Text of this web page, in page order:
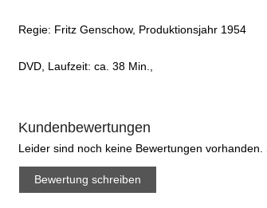
Regie: Fritz Genschow, Produktionsjahr 1954
DVD, Laufzeit: ca. 38 Min.,
Kundenbewertungen
Leider sind noch keine Bewertungen
Bewertung schreiben